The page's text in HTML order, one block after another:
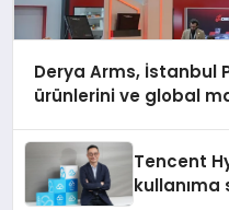
Derya Arms, İstanbul
ürünlerini ve global
Tencent
kullanıma